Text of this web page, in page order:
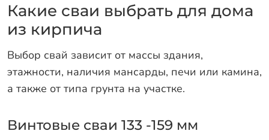
Какие сваи выбрать для дома
из кирпича
Выбор свай зависит от массы здания,
этажности, наличия мансарды, печи или камина,
а также от типа грунта на участке.
Винтовые сваи 133 -159 мм